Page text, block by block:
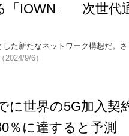
「IOWN」 次世代
した新たなネットワーク構想だ。
（2024/9/6）
に世界の5G加入契
％に達すると予測